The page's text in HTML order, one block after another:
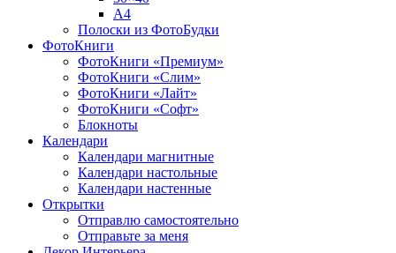
A4
Полоски из ФотоБудки
ФотоКниги
ФотоКниги «Премиум»
ФотоКниги «Слим»
ФотоКниги «Лайт»
ФотоКниги «Софт»
Блокноты
Календари
Календари магнитные
Календари настольные
Календари настенные
Открытки
Отправлю самостоятельно
Отправьте за меня